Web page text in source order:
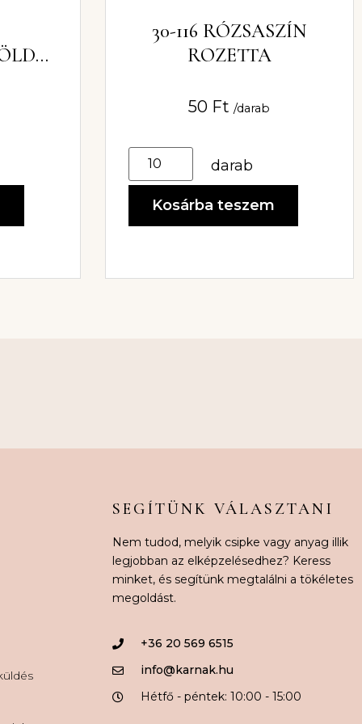
30-116 RÓZSASZÍN
ROZETTA
50 Ft /darab
darab
Kosárba teszem
SEGÍTÜNK VÁLASZTANI
Nem tudod, melyik csipke vagy anyag illik
legjobban az elképzelésedhez? Keress
minket, és segítünk megtalálni a tökéletes
megoldást.
+36 20 569 6515
info@karnak.hu
Hétfő - péntek: 10:00 - 15:00